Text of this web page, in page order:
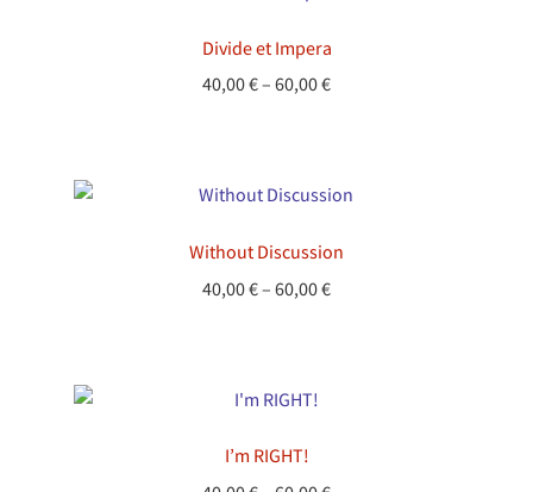
Divide et Impera
40,00€– 60,00€Preisspanne:
Without Discussion
40,00€– 60,00€Preisspanne:
I’m RIGHT!